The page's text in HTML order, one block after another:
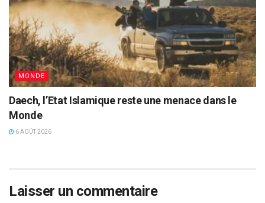
MONDE
Daech, l’Etat Islamique reste une menace dans le
Monde
6 AOÛT 2026
Laisser un commentaire